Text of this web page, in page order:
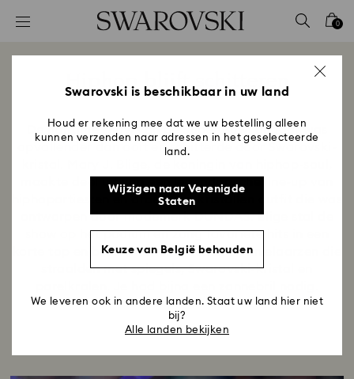
Lijst met toegangscodes
2 - Voettekst
0
Hiphop blijft schitteren
De halftime show van de Super Bowl dit jaar was
opvallender dan ooit en schitterde door Swarovski-
maakte deel uit van een legendarische line-up van
hiphopartiesten en droeg een kristallen outfit die was
ontworpen door modemerk DUNDAS. Blige stal de
show op het podium en zong favoriete hits in een
korte top en broek, handschoenen en knielaarzen die
straalden met spiegels, Swarovski-kristal en
Swarovski is beschikbaar in uw land
Houd er rekening mee dat we uw bestelling alleen
kunnen verzenden naar adressen in het geselecteerde
land.
Wijzigen naar Verenigde
Staten
Keuze van België behouden
We leveren ook in andere landen. Staat uw land hier niet
bij?
Alle landen bekijken